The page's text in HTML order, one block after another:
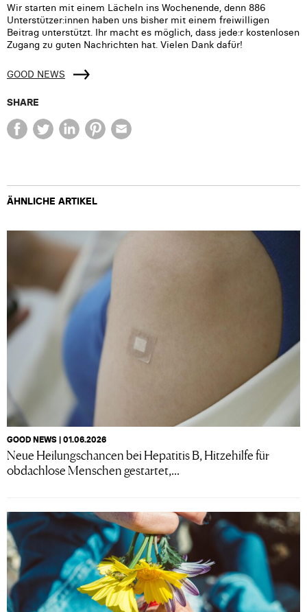
Wir starten mit einem Lächeln ins Wochenende, denn 886
Unterstützer:innen haben uns bisher mit einem freiwilligen
Beitrag unterstützt. Ihr macht es möglich, dass jede:r kostenlosen
Zugang zu guten Nachrichten hat. Vielen Dank dafür!
GOOD NEWS
SHARE
ÄHNLICHE ARTIKEL
GOOD NEWS | 01.06.2026
Neue Heilungschancen bei Hepatitis B, Hitzehilfe für
obdachlose Menschen gestartet,...